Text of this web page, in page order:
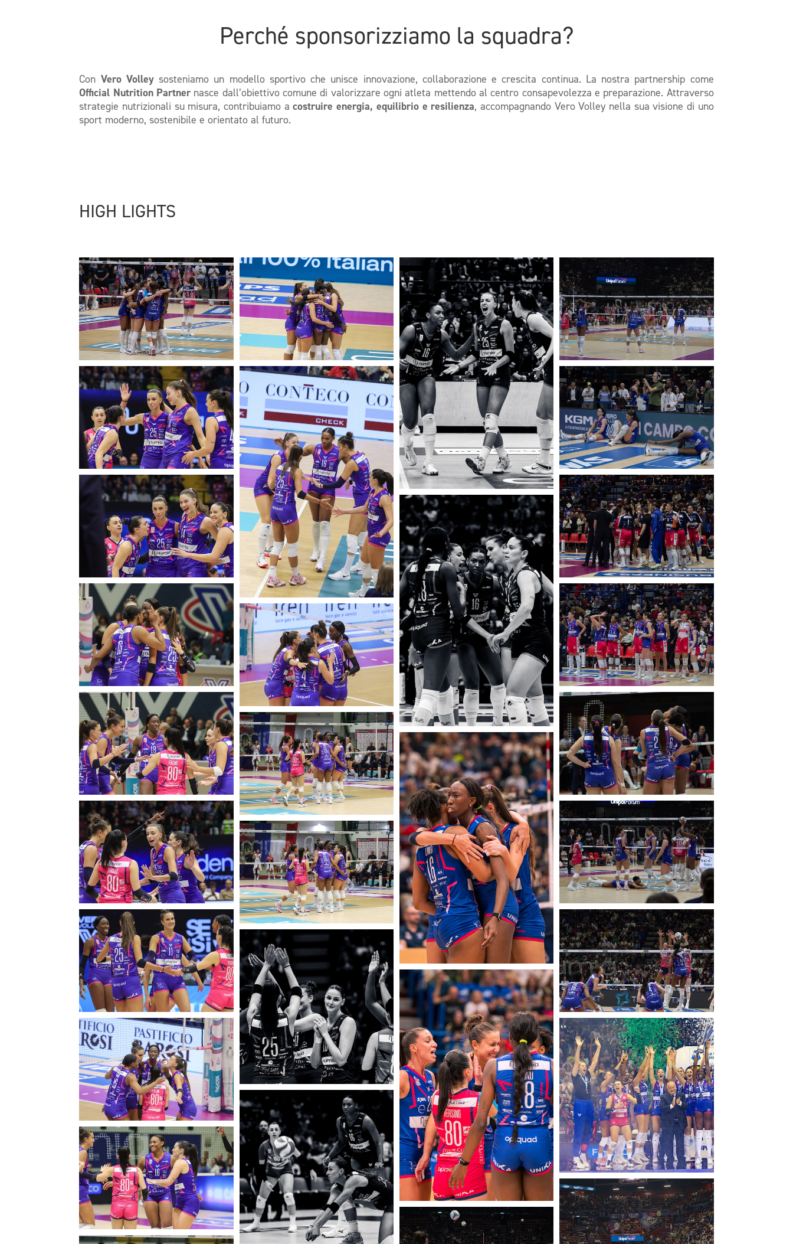
Perché sponsorizziamo la squadra?
Con Vero Volleysosteniamo un modello sportivo che unisce innovazione, collaborazione e crescita continua. La nostra partnership come
Official Nutrition Partnernasce dall’obiettivo comune di valorizzare ogni atleta mettendo al centro consapevolezza e preparazione. Attraverso
strategie nutrizionali su misura, contribuiamo acostruire energia, equilibrio e resilienza, accompagnando Vero Volley nella sua visione di uno
sport moderno, sostenibile e orientato al futuro.
HIGH LIGHTS